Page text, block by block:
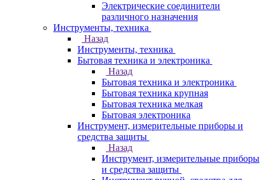
Электрические соединители
различного назначения
Инструменты, техника
Назад
Инструменты, техника
Бытовая техника и электроника
Назад
Бытовая техника и электроника
Бытовая техника крупная
Бытовая техника мелкая
Бытовая электроника
Инструмент, измерительные приборы и
средства защиты
Назад
Инструмент, измерительные приборы
и средства защиты